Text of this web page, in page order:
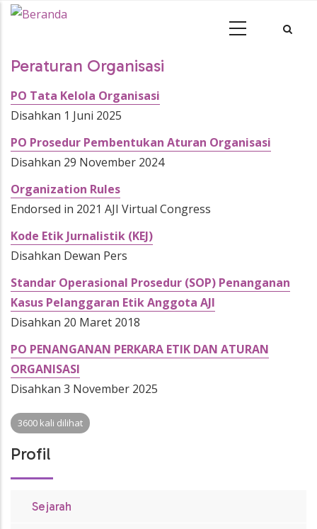
Peraturan Organisasi
PO Tata Kelola Organisasi
Disahkan 1 Juni 2025
PO Prosedur Pembentukan Aturan Organisasi
Disahkan 29 November 2024
Organization Rules
Endorsed in 2021 AJI Virtual Congress
Kode Etik Jurnalistik (KEJ)
Disahkan Dewan Pers
Standar Operasional Prosedur (SOP) Penanganan
Kasus Pelanggaran Etik Anggota AJI
Disahkan 20 Maret 2018
PO PENANGANAN PERKARA ETIK DAN ATURAN
ORGANISASI
Disahkan 3 November 2025
3600 kali dilihat
Profil
Sejarah